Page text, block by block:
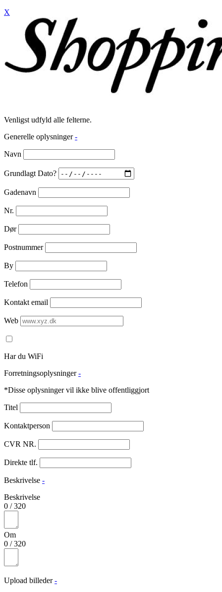
X
Venligst udfyld alle felterne.
Generelle oplysninger -
Navn
Grundlagt Dato?
Gadenavn
Nr.
Dør
Postnummer
By
Telefon
Kontakt email
Web
Har du WiFi
Forretningsoplysninger -
*Disse oplysninger vil ikke blive offentliggjort
Titel
Kontaktperson
CVR NR.
Direkte tlf.
Beskrivelse -
Beskrivelse
0 /320
Om
0 /320
Upload billeder -